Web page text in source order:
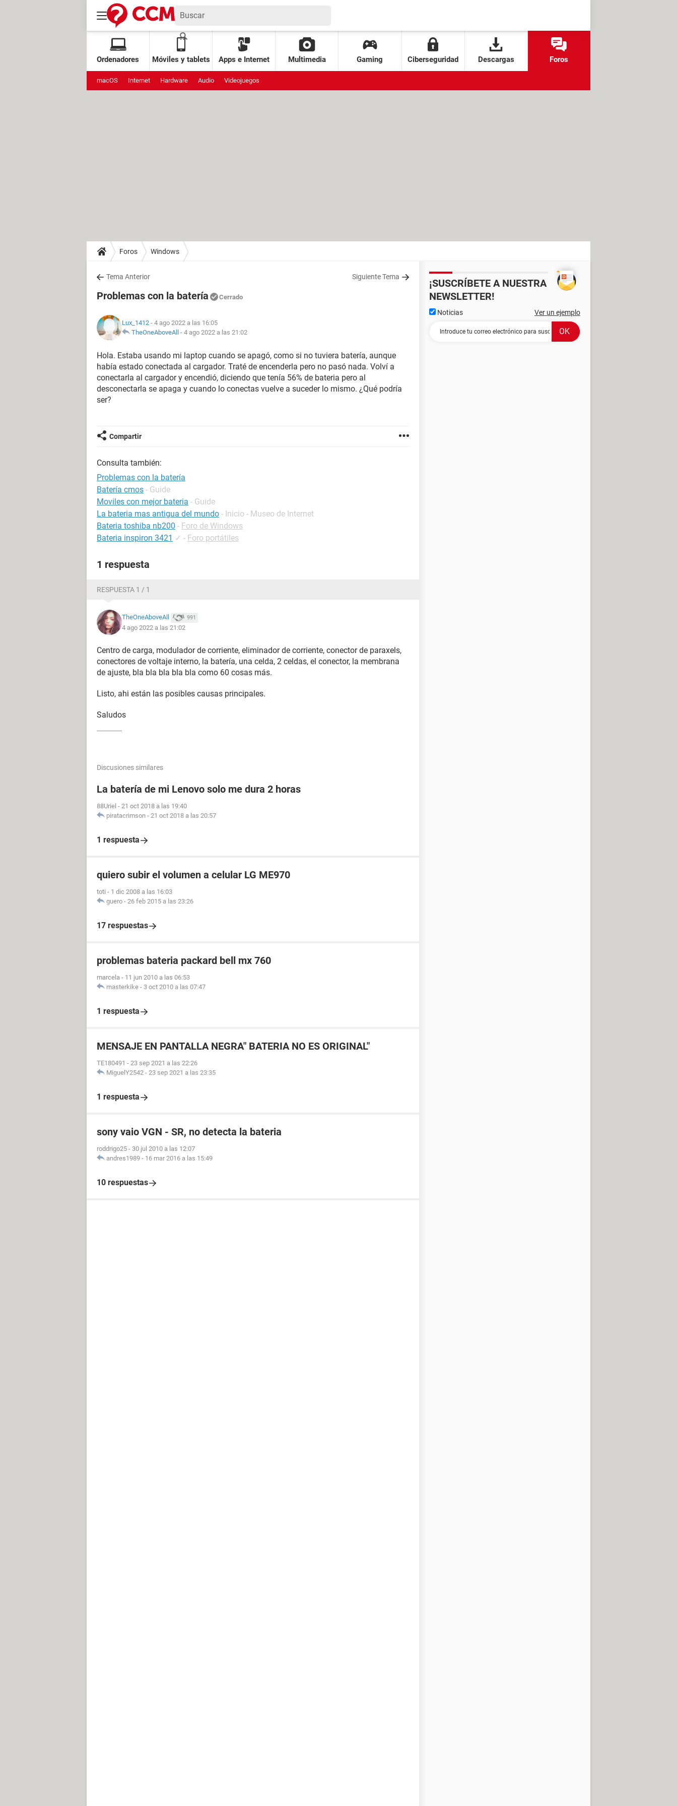
Ordenadores Móviles y tablets Apps e Internet Multimedia Gaming Ciberseguridad Descargas Foros
macOS Internet Hardware Audio Videojuegos
Foros Windows
Tema Anterior Siguiente Tema
Problemas con la batería Cerrado
Lux_1412 - 4 ago 2022 a las 16:05
TheOneAboveAll - 4 ago 2022 a las 21:02
Hola. Estaba usando mi laptop cuando se apagó, como si no tuviera batería, aunque
había estado conectada al cargador. Traté de encenderla pero no pasó nada. Volví a
conectarla al cargador y encendió, diciendo que tenía 56% de bateria pero al
desconectarla se apaga y cuando lo conectas vuelve a suceder lo mismo. ¿Qué podría
ser?
Compartir
Consulta también:
Problemas con la batería
Batería cmos - Guide
Moviles con mejor bateria - Guide
La bateria mas antigua del mundo - Inicio - Museo de Internet
Bateria toshiba nb200 - Foro de Windows
Bateria inspiron 3421 ✓ - Foro portátiles
1 respuesta
RESPUESTA 1 / 1
TheOneAboveAll 991
4 ago 2022 a las 21:02
Centro de carga, modulador de corriente, eliminador de corriente, conector de paraxels,
conectores de voltaje interno, la batería, una celda, 2 celdas, el conector, la membrana
de ajuste, bla bla bla bla bla como 60 cosas más.
Listo, ahi están las posibles causas principales.
Saludos
Discusiones similares
La batería de mi Lenovo solo me dura 2 horas
88Uriel - 21 oct 2018 a las 19:40
piratacrimson - 21 oct 2018 a las 20:57
1 respuesta
quiero subir el volumen a celular LG ME970
toti - 1 dic 2008 a las 16:03
guero - 26 feb 2015 a las 23:26
17 respuestas
problemas bateria packard bell mx 760
marcela - 11 jun 2010 a las 06:53
masterkike - 3 oct 2010 a las 07:47
1 respuesta
MENSAJE EN PANTALLA NEGRA" BATERIA NO ES ORIGINAL"
TE180491 - 23 sep 2021 a las 22:26
MiguelY2542 - 23 sep 2021 a las 23:35
1 respuesta
sony vaio VGN - SR, no detecta la bateria
roddrigo25 - 30 jul 2010 a las 12:07
andres1989 - 16 mar 2016 a las 15:49
10 respuestas
¡SUSCRÍBETE A NUESTRA
NEWSLETTER!
Noticias Ver un ejemplo